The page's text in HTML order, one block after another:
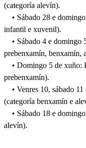
(categoría alevín).
• Sábado 28 e
infantil e xuvenil).
• Sábado 4 e domingo
prebenxamín, benxamín,
• Domingo 5 de xuño:
prebenxamín).
• Venres 10, sábado
(categoría benxamín e
• Sábado 18 e
alevín).